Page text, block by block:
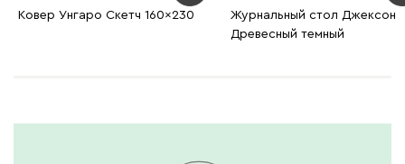
Ковер Унгаро Скетч 160x230
Журнальный стол Джексон
Древесный темный